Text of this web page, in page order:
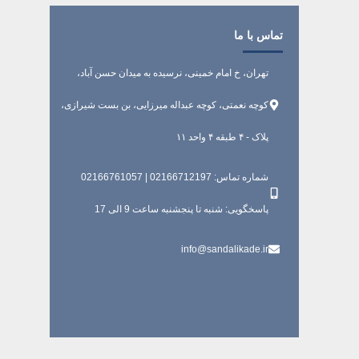
تماس با ما
تهران، خ امام خمینی، نرسیده به میدان حسن آباد،
کوچه نعمتی، کوچه عبداله میرزایی، بن بست شیرازی،
پلاک - ۴ طبقه ۴ واحد ۱۱
شماره تماس: 02166712197 | 02166761057
پاسخگویی: شنبه تا پنجشنبه ساعت 9 الی 17
info@sandalikade.ir